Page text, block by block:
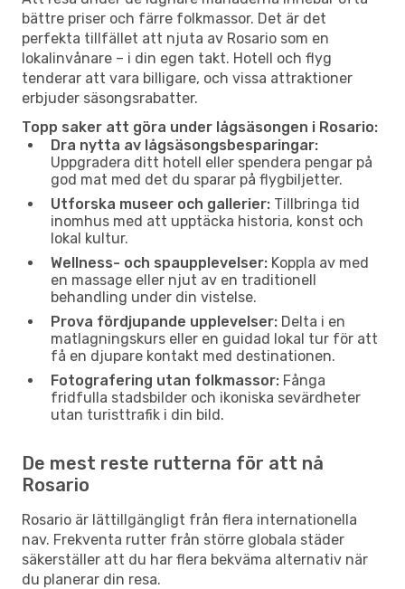
bättre priser och färre folkmassor. Det är det
perfekta tillfället att njuta av Rosario som en
lokalinvånare – i din egen takt. Hotell och flyg
tenderar att vara billigare, och vissa attraktioner
erbjuder säsongsrabatter.
Topp saker att göra under lågsäsongen i Rosario:
Dra nytta av lågsäsongsbesparingar:
Uppgradera ditt hotell eller spendera pengar på
god mat med det du sparar på flygbiljetter.
Utforska museer och gallerier: Tillbringa tid
inomhus med att upptäcka historia, konst och
lokal kultur.
Wellness- och spaupplevelser: Koppla av med
en massage eller njut av en traditionell
behandling under din vistelse.
Prova fördjupande upplevelser: Delta i en
matlagningskurs eller en guidad lokal tur för att
få en djupare kontakt med destinationen.
Fotografering utan folkmassor: Fånga
fridfulla stadsbilder och ikoniska sevärdheter
utan turisttrafik i din bild.
De mest reste rutterna för att nå
Rosario
Rosario är lättillgängligt från flera internationella
nav. Frekventa rutter från större globala städer
säkerställer att du har flera bekväma alternativ när
du planerar din resa.